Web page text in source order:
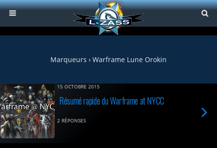
Marqueurs › Warframe Lune Orokin
15 OCTOBRE 2015
Résumé rapide du Warframe at NYCC
2 RÉPONSES